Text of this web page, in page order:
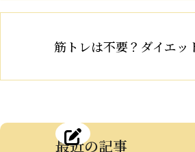
筋トレは不要？ダイエッ
最近の記事